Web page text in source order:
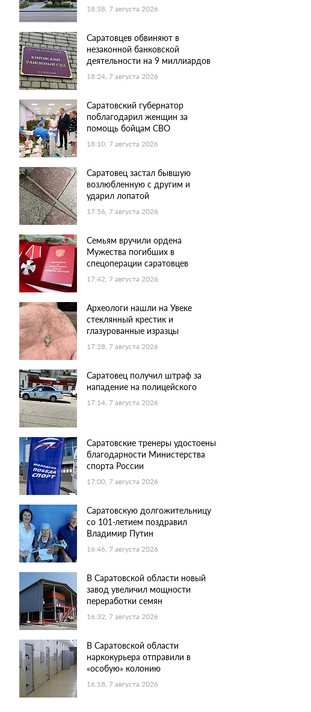
18:38, 7 августа 2026
Саратовцев обвиняют в
незаконной банковской
деятельности на 9 миллиардов
18:24, 7 августа 2026
Саратовский губернатор
поблагодарил женщин за
помощь бойцам СВО
18:10, 7 августа 2026
Саратовец застал бывшую
возлюбленную с другим и
ударил лопатой
17:56, 7 августа 2026
Семьям вручили ордена
Мужества погибших в
спецоперации саратовцев
17:42, 7 августа 2026
Археологи нашли на Увеке
стеклянный крестик и
глазурованные изразцы
17:28, 7 августа 2026
Саратовец получил штраф за
нападение на полицейского
17:14, 7 августа 2026
Саратовские тренеры удостоены
благодарности Министерства
спорта России
17:00, 7 августа 2026
Саратовскую долгожительницу
со 101-летием поздравил
Владимир Путин
16:46, 7 августа 2026
В Саратовской области новый
завод увеличил мощности
переработки семян
16:32, 7 августа 2026
В Саратовской области
наркокурьера отправили в
«особую» колонию
16:18, 7 августа 2026